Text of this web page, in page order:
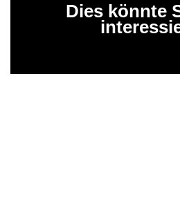
Dies könnte